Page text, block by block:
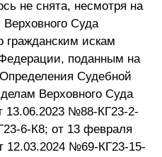
не снята, несмотря на
Верховного Суда
гражданским искам
поданным на
Судебной
Верховного Суда
13.06.2023 №88-КГ23-2-
6-К8; от 13 февраля
12.03.2024 №69-КГ23-15-